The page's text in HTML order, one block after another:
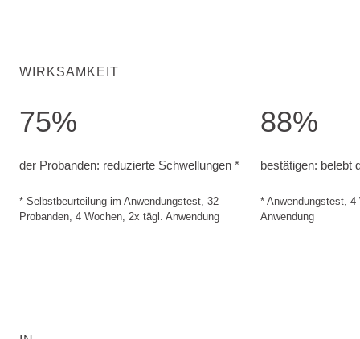
WIRKSAMKEIT
75%
der Probanden: reduzierte Schwellungen *
* Selbstbeurteilung im Anwendungstest, 32
Probanden, 4 Wochen, 2x tägl. Anwendung
88%
bestätigen: belebt
* Anwendungstest,
Anwendung